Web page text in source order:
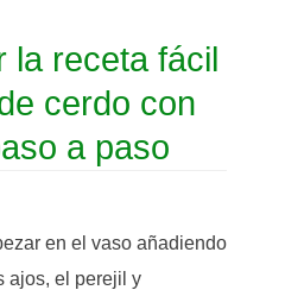
la receta fácil
cerdo con
a paso
en el vaso añadiendo
ajos, el perejil y